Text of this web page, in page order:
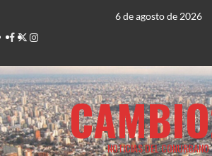
contenido
6 de agosto de 2026
Facebook
TwitterInstagram
NOTICIAS DEL CONURBANO